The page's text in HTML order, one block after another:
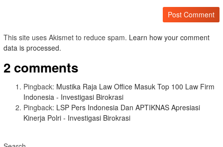
This site uses Akismet to reduce spam. Learn how your comment
data is processed.
2 comments
Pingback: Mustika Raja Law Office Masuk Top 100 Law Firm
Indonesia - Investigasi Birokrasi
Pingback: LSP Pers Indonesia Dan APTIKNAS Apresiasi
Kinerja Polri - Investigasi Birokrasi